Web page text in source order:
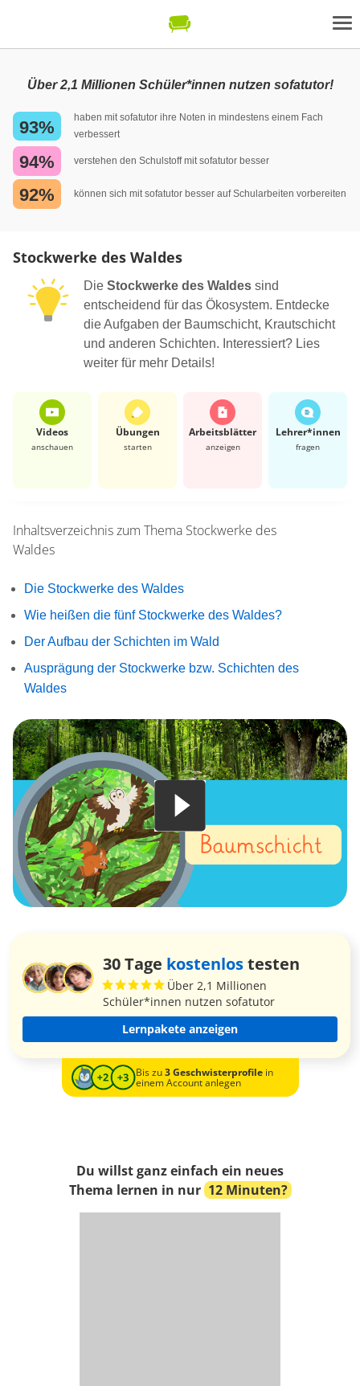
Über 2,1 Millionen Schüler*innen nutzen sofatutor!
93%
haben mit sofatutor ihre Noten in mindestens einem Fach
verbessert
94% verstehen den Schulstoff mit sofatutor besser
92% können sich mit sofatutor besser auf Schularbeiten vorbereiten
Stockwerke des Waldes
Die Stockwerke des Waldes sind
entscheidend für das Ökosystem. Entdecke
die Aufgaben der Baumschicht, Krautschicht
und anderen Schichten. Interessiert? Lies
weiter für mehr Details!
Videos
anschauen
Übungen
starten
Arbeits­blätter
anzeigen
Lehrer*​innen
fragen
Inhaltsverzeichnis zum Thema Stockwerke des
Waldes
Die Stockwerke des Waldes
Wie heißen die fünf Stockwerke des Waldes?
Der Aufbau der Schichten im Wald
Ausprägung der Stockwerke bzw. Schichten des
Waldes
30 Tage kostenlostesten
Über 2,1 Millionen
Schüler*innen nutzen sofatutor
Lernpakete anzeigen
Bis zu3 Geschwisterprofilein
einem Account anlegen
Du willst ganz einfach ein neues
Thema lernen in nur 12 Minuten?